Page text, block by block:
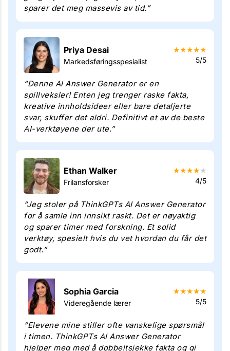
sparer det meg massevis av tid.”
Priya Desai
Markedsføringsspesialist
★★★★★
5/5
“Denne AI Answer Generator er en
spillveksler! Enten jeg trenger raske fakta,
kreative innholdsideer eller bare detaljerte
svar, skuffer det aldri. Definitivt et av de beste
AI-verktøyene der ute.”
Ethan Walker
Frilansforsker
★★★★★
4/5
“Jeg stoler på ThinkGPTs AI Answer Generator
for å samle inn innsikt raskt. Det er nøyaktig
og sparer timer med forskning. Et solid
verktøy, spesielt hvis du vet hvordan du får det
godt.”
Sophia Garcia
Videregående lærer
★★★★★
5/5
“Elevene mine stiller ofte vanskelige spørsmål
i timen. ThinkGPTs AI Answer Generator
hjelper meg med å dobbeltsjekke fakta og gi